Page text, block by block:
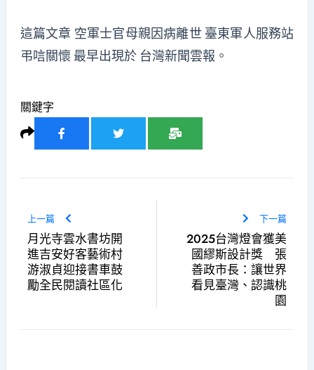
這篇文章 空軍士官母親因病離世 臺東軍人服務站
弔唁關懷 最早出現於 台灣新聞雲報 。
關鍵字
上一篇
月光寺雲水書坊開
進吉安好客藝術村
游淑貞迎接書車鼓
勵全民閱讀社區化
下一篇
2025台灣燈會獲美
國繆斯設計獎 張
善政市長：讓世界
看見臺灣、認識桃
園